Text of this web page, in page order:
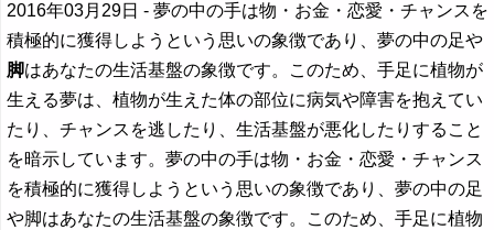
2016年03月29日 - 夢の中の手は物・お金・恋愛・チャンスを
積極的に獲得しようという思いの象徴であり、夢の中の足や
脚はあなたの生活基盤の象徴です。このため、手足に植物が
生える夢は、植物が生えた体の部位に病気や障害を抱えてい
たり、チャンスを逃したり、生活基盤が悪化したりすること
を暗示しています。夢の中の手は物・お金・恋愛・チャンス
を積極的に獲得しようという思いの象徴であり、夢の中の足
や脚はあなたの生活基盤の象徴です。このため、手足に植物